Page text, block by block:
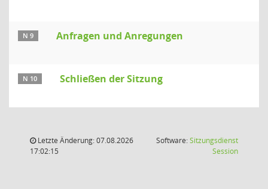
N 9 Anfragen und Anregungen
N 10 Schließen der Sitzung
Letzte Änderung: 07.08.2026
17:02:15
Software:Sitzungsdienst
Session(Wird in